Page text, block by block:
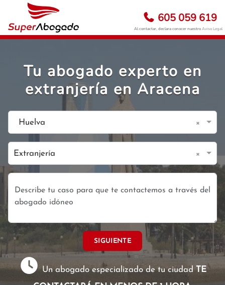
605 059 619
Al contactar, declara conocer nuestroAviso Legal
Tu abogado experto en
extranjería en Aracena
Huelva ×
Extranjería ×
SIGUIENTE
Un abogado especializado de tu ciudadTE